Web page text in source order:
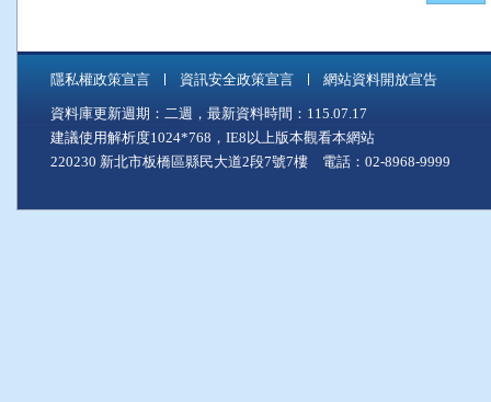
隱私權政策宣言 資訊安全政策宣言 網站資料開放宣告
資料庫更新週期：二週，最新資料時間：115.07.17
建議使用解析度1024*768，IE8以上版本觀看本網站
220230 新北市板橋區縣民大道2段7號7樓 電話：02-8968-9999